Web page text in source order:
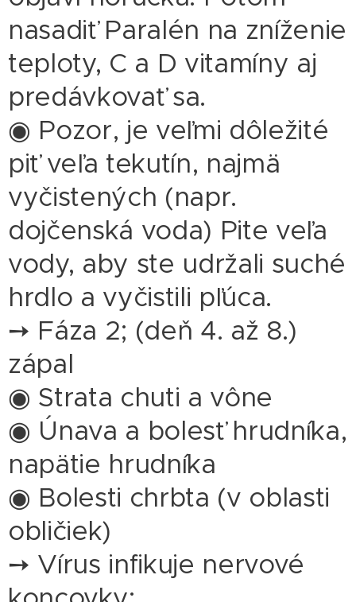
nasadiť Paralén na zníženie
teploty, C a D vitamíny aj
predávkovať sa.
◉ Pozor, je veľmi dôležité
piť veľa tekutín, najmä
vyčistených (napr.
dojčenská voda) Pite veľa
vody, aby ste udržali suché
hrdlo a vyčistili pľúca.
➙ Fáza 2; (deň 4. až 8.)
zápal
◉ Strata chuti a vône
◉ Únava a bolesť hrudníka,
napätie hrudníka
◉ Bolesti chrbta (v oblasti
obličiek)
➙ Vírus infikuje nervové